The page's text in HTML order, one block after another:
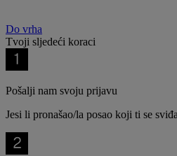
Do vrha
Tvoji sljedeći koraci
Pošalji nam svoju prijavu
Jesi li pronašao/la posao koji ti se